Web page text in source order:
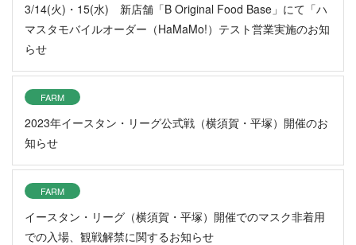
3/14(火)・15(水) 新店舗「B Original Food Base」にて「ハ
マスタモバイルオーダー（HaMaMo!）テスト営業実施のお知
らせ
FARM
2023年イースタン・リーグ公式戦（横須賀・平塚）開催のお
知らせ
FARM
イースタン・リーグ（横須賀・平塚）開催でのマスク非着用
での入場、観戦解禁に関するお知らせ